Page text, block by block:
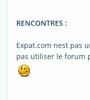
RENCONTRES :
Expat.com nest
pas utiliser le forum